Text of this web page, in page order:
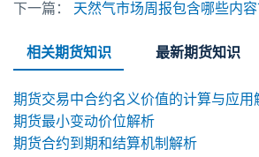
下一篇：
天然气市场周报包含哪些内容
相关期货知识 最新期货知识
期货交易中合约名义价值的计算与应用
期货最小变动价位解析
期货合约到期和结算机制解析